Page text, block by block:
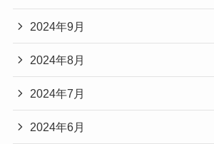
2024年9月
2024年8月
2024年7月
2024年6月